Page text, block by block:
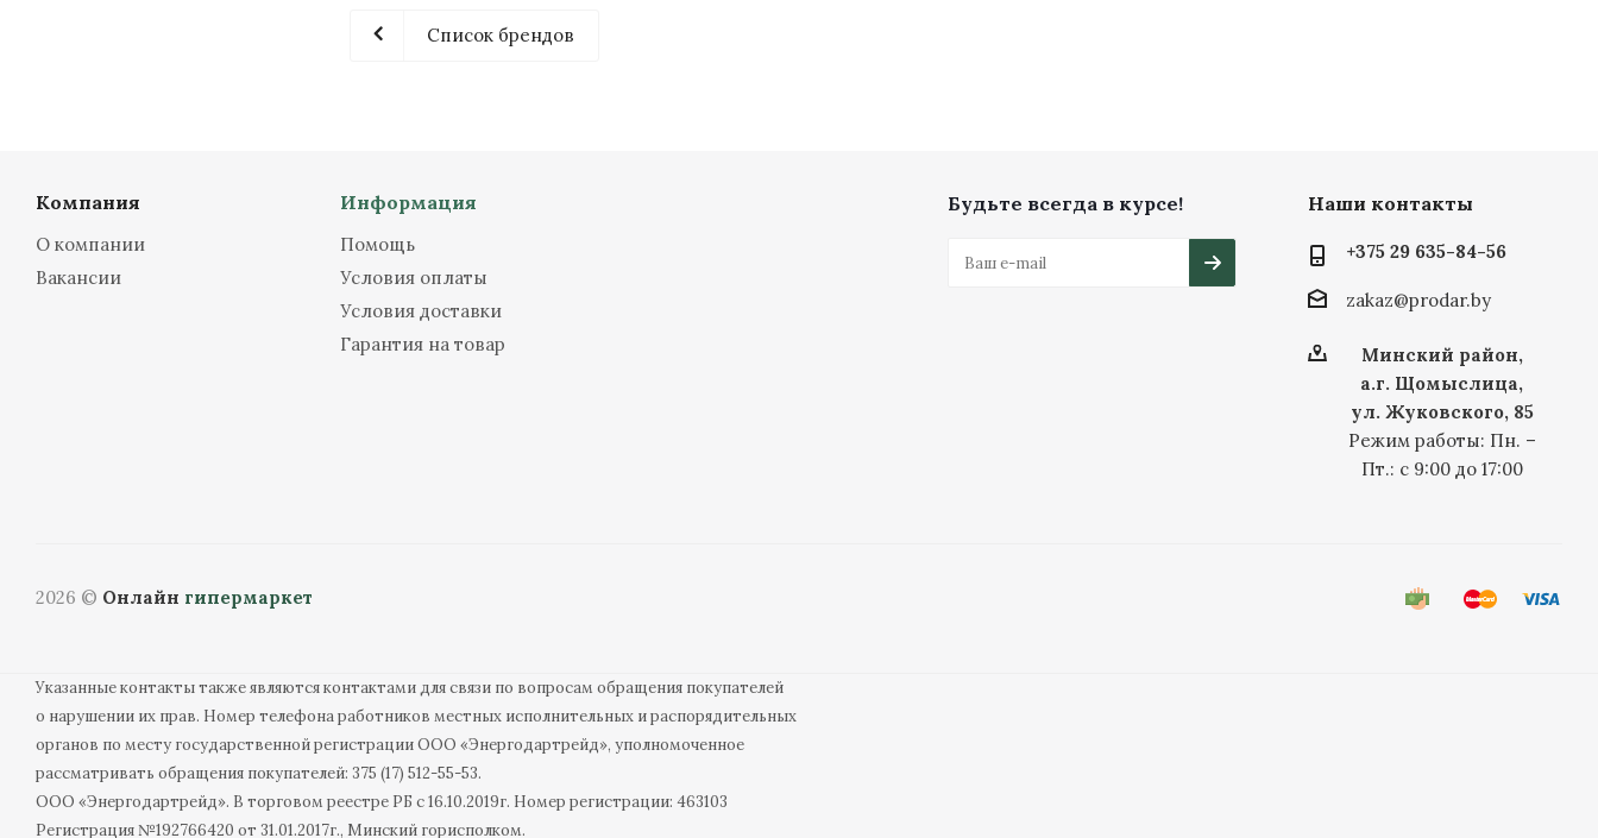
Список брендов
Компания
О компании
Вакансии
Информация
Помощь
Условия оплаты
Условия доставки
Гарантия на товар
Будьте всегда в курсе! Наши контакты
+375 29 635-84-56
zakaz@prodar.by
Минский район,
а.г. Щомыслица,
ул. Жуковского, 85
Режим работы: Пн. –
Пт.: с 9:00 до 17:00
2026 © Онлайн гипермаркет
Указанные контакты также являются контактами для связи по вопросам обращения покупателей
о нарушении их прав. Номер телефона работников местных исполнительных и распорядительных
органов по месту государственной регистрации ООО «Энергодартрейд», уполномоченное
рассматривать обращения покупателей: 375 (17) 512-55-53.
ООО «Энергодартрейд». В торговом реестре РБ с 16.10.2019г. Номер регистрации: 463103
Регистрация №192766420 от 31.01.2017г., Минский горисполком.